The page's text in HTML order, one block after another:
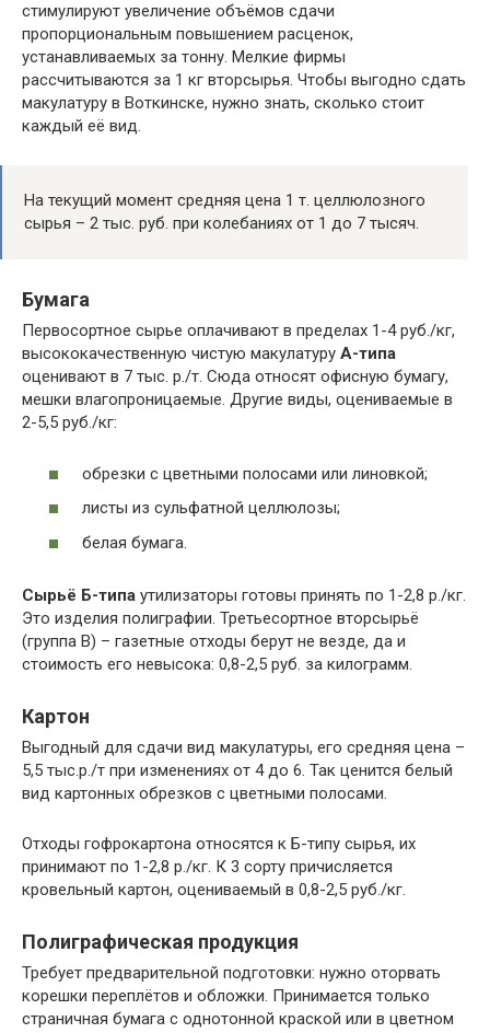
стимулируют увеличение объёмов сдачи
пропорциональным повышением расценок,
устанавливаемых за тонну. Мелкие фирмы
рассчитываются за 1 кг вторсырья. Чтобы выгодно сдать
макулатуру в Воткинске, нужно знать, сколько стоит
каждый её вид.
На текущий момент средняя цена 1 т. целлюлозного
сырья – 2 тыс. руб. при колебаниях от 1 до 7 тысяч.
Бумага
Первосортное сырье оплачивают в пределах 1-4 руб./кг,
высококачественную чистую макулатуру А-типа
оценивают в 7 тыс. р./т. Сюда относят офисную бумагу,
мешки влагопроницаемые. Другие виды, оцениваемые в
2-5,5 руб./кг:
обрезки с цветными полосами или линовкой;
листы из сульфатной целлюлозы;
белая бумага.
Сырьё Б-типа утилизаторы готовы принять по 1-2,8 р./кг.
Это изделия полиграфии. Третьесортное вторсырьё
(группа В) – газетные отходы берут не везде, да и
стоимость его невысока: 0,8-2,5 руб. за килограмм.
Картон
Выгодный для сдачи вид макулатуры, его средняя цена –
5,5 тыс.р./т при изменениях от 4 до 6. Так ценится белый
вид картонных обрезков с цветными полосами.
Отходы гофрокартона относятся к Б-типу сырья, их
принимают по 1-2,8 р./кг. К 3 сорту причисляется
кровельный картон, оцениваемый в 0,8-2,5 руб./кг.
Полиграфическая продукция
Требует предварительной подготовки: нужно оторвать
корешки переплётов и обложки. Принимается только
страничная бумага с однотонной краской или в цветном